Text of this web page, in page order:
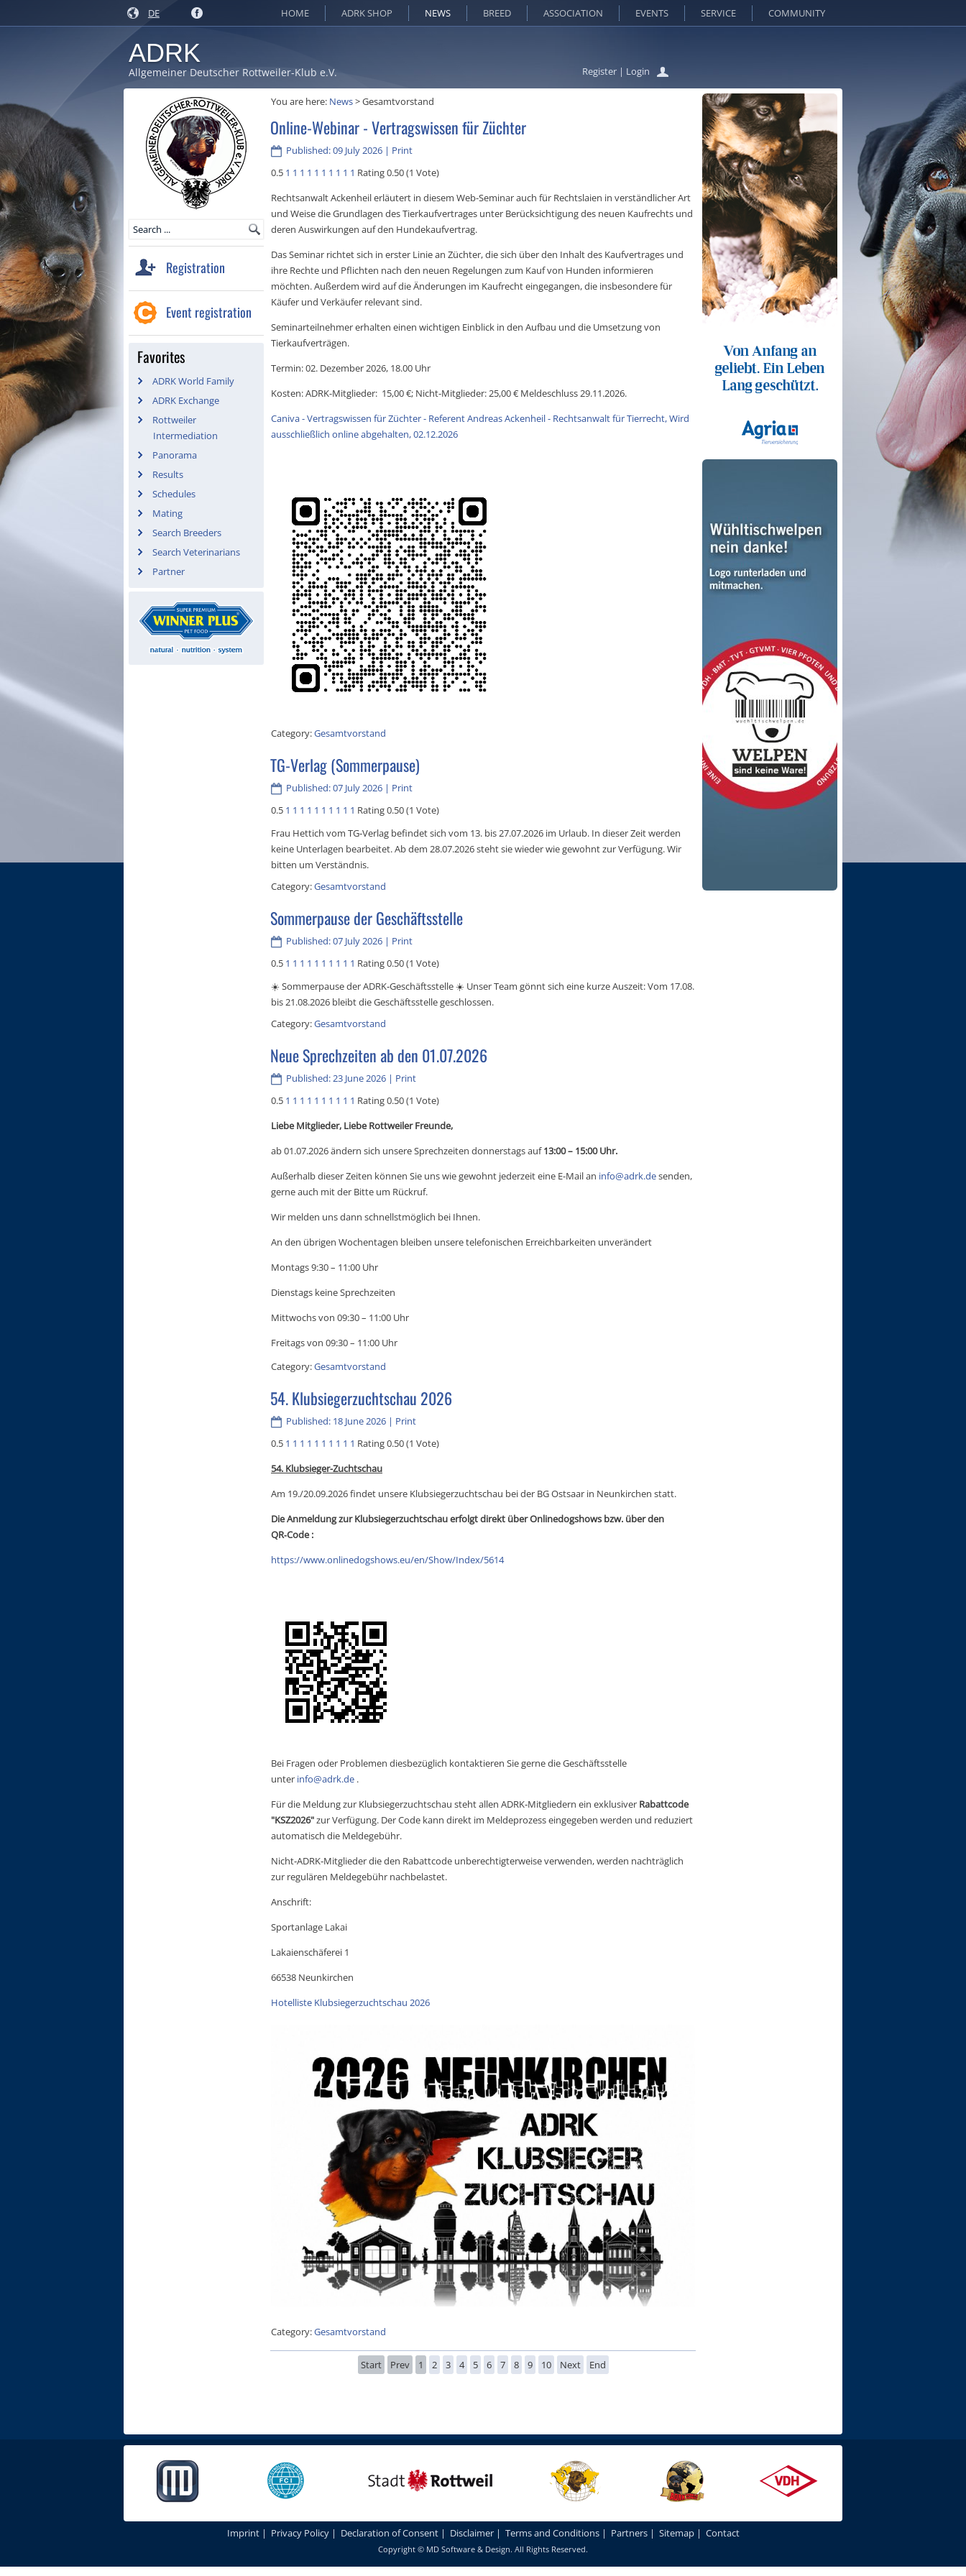
DE
Register | Login
HOME ADRK SHOP NEWS BREED ASSOCIATION EVENTS SERVICE COMMUNITY
ADRK
Allgemeiner Deutscher Rottweiler-Klub e.V.
Registration
Event registration
Favorites
ADRK World Family
ADRK Exchange
Rottweiler
Intermediation
Panorama
Results
Schedules
Mating
Search Breeders
Search Veterinarians
Partner
You are here: News>Gesamtvorstand
Online-Webinar - Vertragswissen für Züchter
Published: 09 July 2026 | Print
0.5 1 1 1 1 1 1 1 1 1 1 Rating 0.50 (1 Vote)
Rechtsanwalt Ackenheil erläutert in diesem Web-Seminar auch für Rechtslaien in verständlicher Art
und Weise die Grundlagen des Tierkaufvertrages unter Berücksichtigung des neuen Kaufrechts und
deren Auswirkungen auf den Hundekaufvertrag.
Das Seminar richtet sich in erster Linie an Züchter, die sich über den Inhalt des Kaufvertrages und
ihre Rechte und Pflichten nach den neuen Regelungen zum Kauf von Hunden informieren
möchten. Außerdem wird auf die Änderungen im Kaufrecht eingegangen, die insbesondere für
Käufer und Verkäufer relevant sind.
Seminarteilnehmer erhalten einen wichtigen Einblick in den Aufbau und die Umsetzung von
Tierkaufverträgen.
Termin: 02. Dezember 2026, 18.00 Uhr
Kosten: ADRK-Mitglieder: 15,00 €; Nicht-Mitglieder: 25,00 € Meldeschluss 29.11.2026.
Caniva - Vertragswissen für Züchter - Referent Andreas Ackenheil - Rechtsanwalt für Tierrecht, Wird
ausschließlich online abgehalten, 02.12.2026
Category:Gesamtvorstand
TG-Verlag (Sommerpause)
Published: 07 July 2026 | Print
0.5 1 1 1 1 1 1 1 1 1 1 Rating 0.50 (1 Vote)
Frau Hettich vom TG‑Verlag befindet sich vom 13. bis 27.07.2026 im Urlaub. In dieser Zeit werden
keine Unterlagen bearbeitet. Ab dem 28.07.2026 steht sie wieder wie gewohnt zur Verfügung. Wir
bitten um Verständnis.
Category:Gesamtvorstand
Sommerpause der Geschäftsstelle
Published: 07 July 2026 | Print
0.5 1 1 1 1 1 1 1 1 1 1 Rating 0.50 (1 Vote)
☀️ Sommerpause der ADRK‑Geschäftsstelle ☀️ Unser Team gönnt sich eine kurze Auszeit: Vom 17.08.
bis 21.08.2026 bleibt die Geschäftsstelle geschlossen.
Category:Gesamtvorstand
Neue Sprechzeiten ab den 01.07.2026
Published: 23 June 2026 | Print
0.5 1 1 1 1 1 1 1 1 1 1 Rating 0.50 (1 Vote)
Liebe Mitglieder, Liebe Rottweiler Freunde,
ab 01.07.2026 ändern sich unsere Sprechzeiten donnerstags auf13:00 – 15:00 Uhr.
Außerhalb dieser Zeiten können Sie uns wie gewohnt jederzeit eine E-Mail an info@adrk.desenden,
gerne auch mit der Bitte um Rückruf.
Wir melden uns dann schnellstmöglich bei Ihnen.
An den übrigen Wochentagen bleiben unsere telefonischen Erreichbarkeiten unverändert
Montags 9:30 – 11:00 Uhr
Dienstags keine Sprechzeiten
Mittwochs von 09:30 – 11:00 Uhr
Freitags von 09:30 – 11:00 Uhr
Category:Gesamtvorstand
54. Klubsiegerzuchtschau 2026
Published: 18 June 2026 | Print
0.5 1 1 1 1 1 1 1 1 1 1 Rating 0.50 (1 Vote)
54. Klubsieger-Zuchtschau
Am 19./20.09.2026 findet unsere Klubsiegerzuchtschau bei der BG Ostsaar in Neunkirchen statt.
Die Anmeldung zur Klubsiegerzuchtschau erfolgt direkt über Onlinedogshows bzw. über den
QR‑Code :
https://www.onlinedogshows.eu/en/Show/Index/5614
Bei Fragen oder Problemen diesbezüglich kontaktieren Sie gerne die Geschäftsstelle
unter info@adrk.de .
Für die Meldung zur Klubsiegerzuchtschau steht allen ADRK‑Mitgliedern ein exklusiver Rabattcode
"KSZ2026" zur Verfügung. Der Code kann direkt im Meldeprozess eingegeben werden und reduziert
automatisch die Meldegebühr.
Nicht‑ADRK‑Mitglieder die den Rabattcode unberechtigterweise verwenden, werden nachträglich
zur regulären Meldegebühr nachbelastet.
Anschrift:
Sportanlage Lakai
Lakaienschäferei 1
66538 Neunkirchen
Hotelliste Klubsiegerzuchtschau 2026
Category:Gesamtvorstand
Start Prev 1 2 3 4 5 6 7 8 9 10 Next End
Imprint| Privacy Policy| Declaration of Consent| Disclaimer| Terms and Conditions| Partners| Sitemap| Contact
Copyright © MD Software & Design. All Rights Reserved.